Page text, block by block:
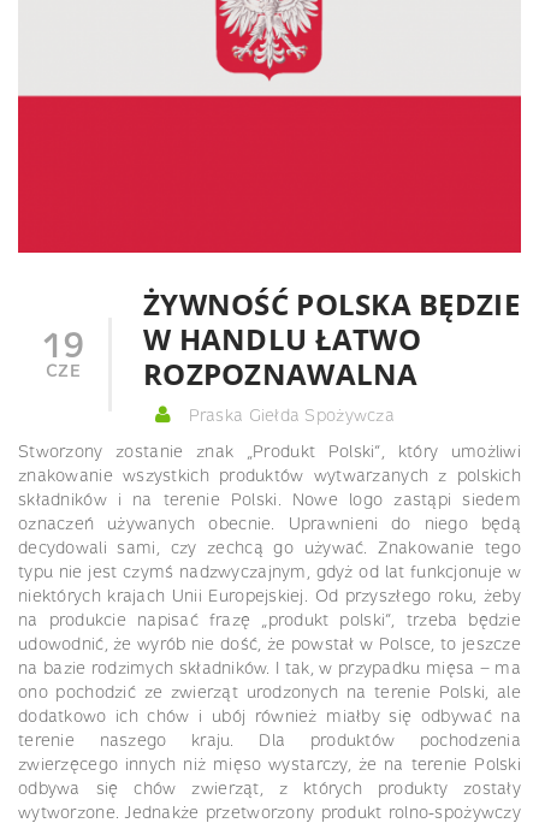
19
CZE
ŻYWNOŚĆ POLSKA BĘDZIE
W HANDLU ŁATWO
ROZPOZNAWALNA
Praska Giełda Spożywcza
Stworzony zostanie znak „Produkt Polski”, który umożliwi
znakowanie wszystkich produktów wytwarzanych z polskich
składników i na terenie Polski. Nowe logo zastąpi siedem
oznaczeń używanych obecnie. Uprawnieni do niego będą
decydowali sami, czy zechcą go używać. Znakowanie tego
typu nie jest czymś nadzwyczajnym, gdyż od lat funkcjonuje w
niektórych krajach Unii Europejskiej. Od przyszłego roku, żeby
na produkcie napisać frazę „produkt polski”, trzeba będzie
udowodnić, że wyrób nie dość, że powstał w Polsce, to jeszcze
na bazie rodzimych składników. I tak, w przypadku mięsa – ma
ono pochodzić ze zwierząt urodzonych na terenie Polski, ale
dodatkowo ich chów i ubój również miałby się odbywać na
terenie naszego kraju. Dla produktów pochodzenia
zwierzęcego innych niż mięso wystarczy, że na terenie Polski
odbywa się chów zwierząt, z których produkty zostały
wytworzone. Jednakże przetworzony produkt rolno-spożywczy